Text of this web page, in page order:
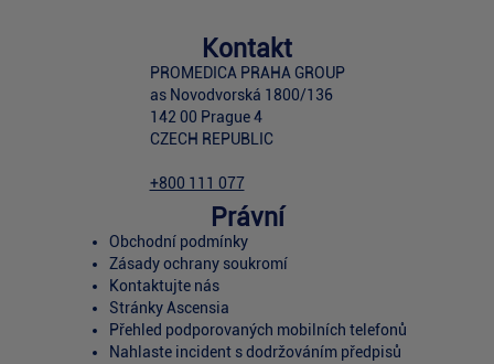
Kontakt
PROMEDICA PRAHA GROUP
as Novodvorská 1800/136
142 00 Prague 4
CZECH REPUBLIC
+800 111 077
Právní
Obchodní podmínky
Zásady ochrany soukromí
Kontaktujte nás
Stránky Ascensia
Přehled podporovaných mobilních telefonů
Nahlaste incident s dodržováním předpisů